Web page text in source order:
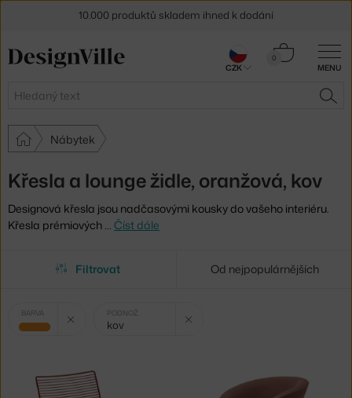
MENU
Hledat
0
Košík
Nábytek
Křesla a lounge židle, oranžová, kov
Designová křesla jsou nadčasovými kousky do vašeho interiéru.
Křesla prémiových … Číst dále
Filtrovat Od nejpopulárnějších
Vybrané
filtry:
BARVA
oranžová
Zrušit filtr
PODNOŽ
kov
10.000 produktů skladem ihned k dodání
30 dní na vrácení zbožíCZK